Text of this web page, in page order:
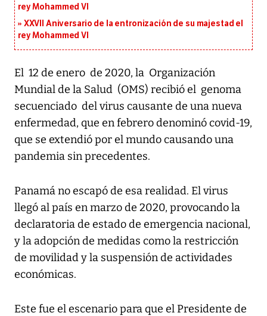
rey Mohammed VI
XXVII Aniversario de la entronización de su majestad el
rey Mohammed VI
El 12 de enero de 2020, la Organización
Mundial de la Salud (OMS) recibió el genoma
secuenciado del virus causante de una nueva
enfermedad, que en febrero denominó covid-19,
que se extendió por el mundo causando una
pandemia sin precedentes.
Panamá no escapó de esa realidad. El virus
llegó al país en marzo de 2020, provocando la
declaratoria de estado de emergencia nacional,
y la adopción de medidas como la restricción
de movilidad y la suspensión de actividades
económicas.
Este fue el escenario para que el Presidente de